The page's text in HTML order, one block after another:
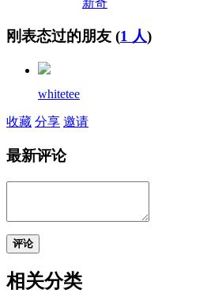
刚表态过的朋友 (1 人)
whitetee
收藏 分享 邀请
最新评论
评论
相关分类